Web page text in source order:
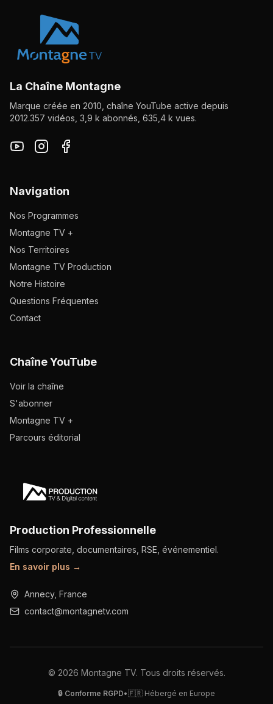
La Chaîne Montagne
Marque créée en 2010, chaîne YouTube active depuis
2012.357 vidéos, 3,9 k abonnés, 635,4 k vues.
Navigation
Nos Programmes
Montagne TV +
Nos Territoires
Montagne TV Production
Notre Histoire
Questions Fréquentes
Contact
Chaîne YouTube
Voir la chaîne
S'abonner
Montagne TV +
Parcours éditorial
Production Professionnelle
Films corporate, documentaires, RSE, événementiel.
En savoir plus →
Annecy, France
contact@montagnetv.com
© 2026 Montagne TV. Tous droits réservés.
🔒 Conforme RGPD•🇫🇷 Hébergé en Europe